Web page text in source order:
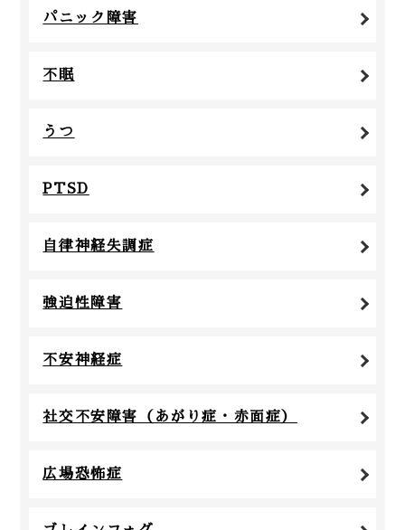
パニック障害
不眠
うつ
PTSD
自律神経失調症
強迫性障害
不安神経症
社交不安障害（あがり症・赤面症）
広場恐怖症